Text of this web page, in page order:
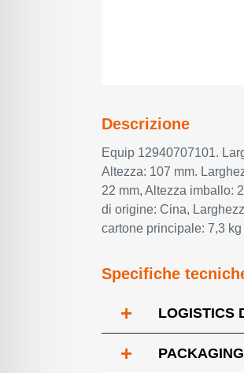
Descrizione
Equip 12940707101.
Altezza: 107 mm.
22 mm, Altezza imballo:
di origine: Cina,
cartone principale: 7,3 kg
Specifiche
+ LOGISTICS
+